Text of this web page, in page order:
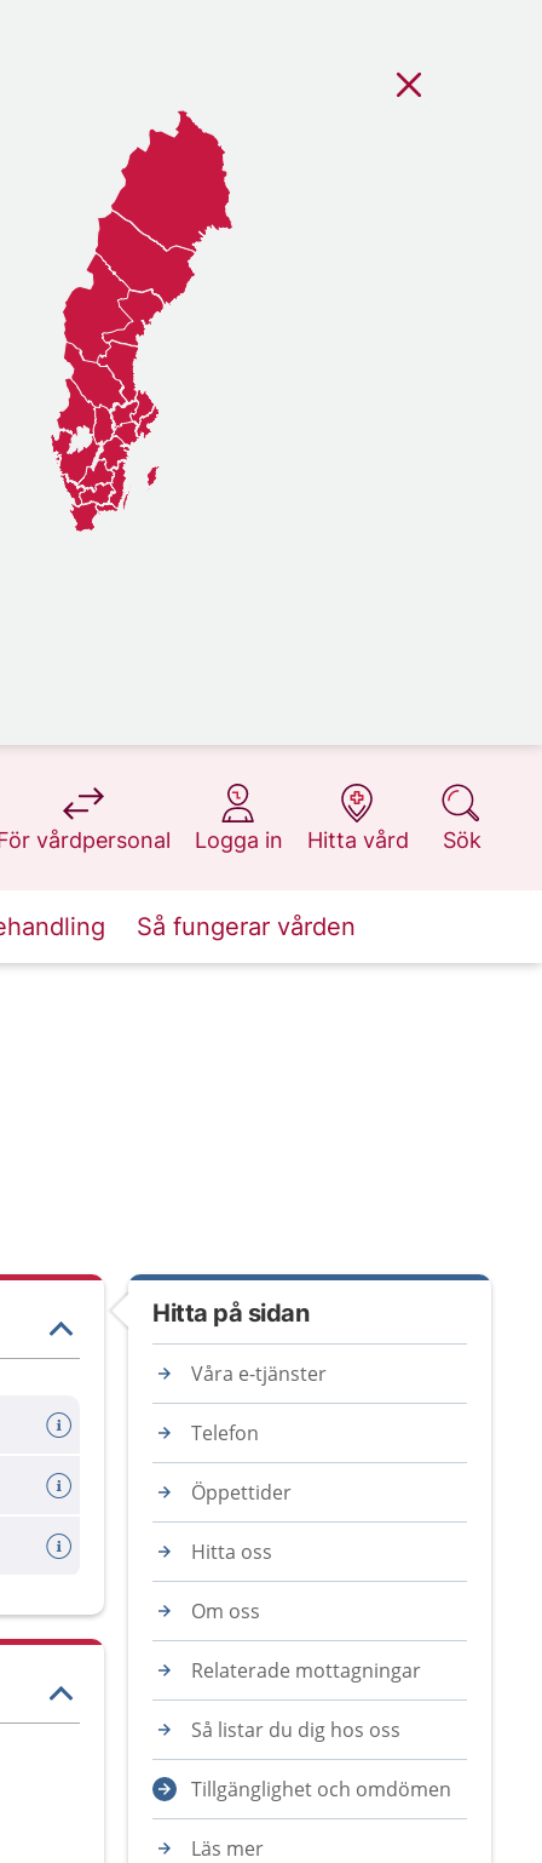
vårdpersonal
på 1177.se
Logga in
på 1177.se
Hitta vård
på 1177.se
Sök
på 1177.se
Så fungerar vården
Hitta på sidan
Våra e-tjänster
Telefon
Öppettider
Hitta oss
Om oss
Relaterade mottagningar
Så listar du dig hos oss
Tillgänglighet och omdömen
Läs mer